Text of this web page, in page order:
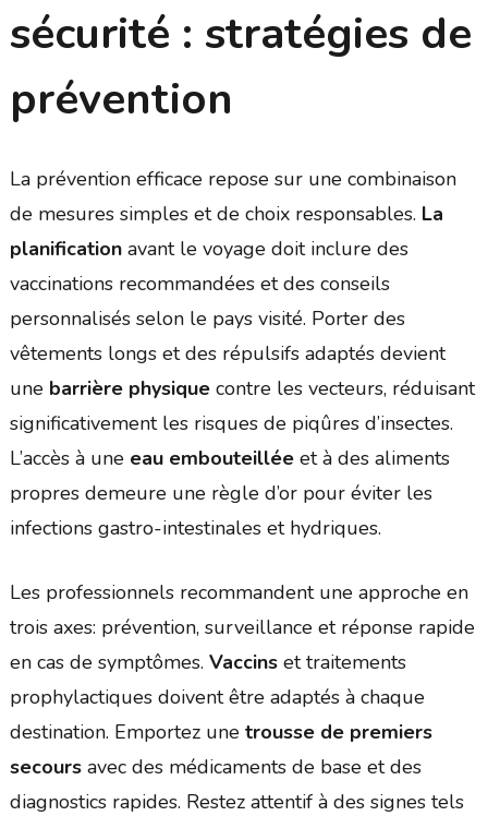
sécurité : stratégies de
prévention
La prévention efficace repose sur une combinaison
de mesures simples et de choix responsables. La
planificationavant le voyage doit inclure des
vaccinations recommandées et des conseils
personnalisés selon le pays visité. Porter des
vêtements longs et des répulsifs adaptés devient
une barrière physiquecontre les vecteurs, réduisant
significativement les risques de piqûres d’insectes.
L’accès à une eau embouteilléeet à des aliments
propres demeure une règle d’or pour éviter les
infections gastro-intestinales et hydriques.
Les professionnels recommandent une approche en
trois axes: prévention, surveillance et réponse rapide
en cas de symptômes. Vaccinset traitements
prophylactiques doivent être adaptés à chaque
destination. Emportez une trousse de premiers
secoursavec des médicaments de base et des
diagnostics rapides. Restez attentif à des signes tels